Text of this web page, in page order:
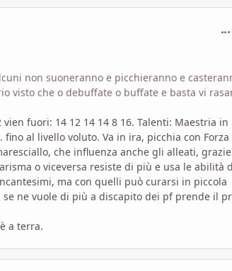
non suoneranno e picchieranno e
che o debuffate o buffate e basta vi
fuori: 14 12 14 14 8 16. Talenti: Maestria in
al livello voluto. Va in ira, picchia con Forza
che influenza anche gli alleati,
o viceversa resiste di più e usa le abilità
ma con quelli può curarsi in piccola
ne vuole di più a discapito dei pf prende il
a terra.